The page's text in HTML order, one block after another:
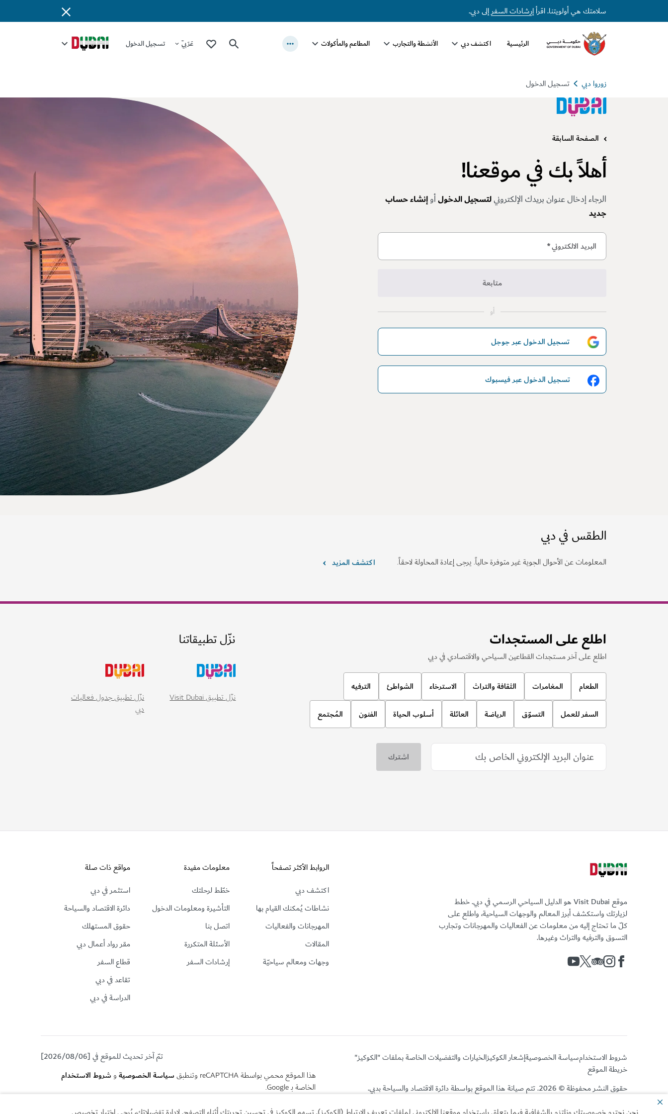
سلامتك هي أولويتنا. اقرأإرشادات السفرإلى دبي.
الرئيسية اكتشف دبي الأنشطة والتجارب المطاعم والمأكولات عَرَبِيّ تسجيل الدخول
زوروا دبي تسجيل الدخول
الصفحة السابقة
أهلاً بك في موقعنا!
الرجاء إدخال عنوان بريدك الإلكترونيلتسجيل الدخولأوإنشاء حساب
جديد
البريد الالكتروني*
متابعة
أو
تسجيل الدخول عبر جوجل
تسجيل الدخول عبر فيسبوك
الطقس في دبي
المعلومات عن الأحوال الجوية غير متوفرة حالياً. يرجى إعادة المحاولة لاحقاً. اكتشف المزيد
اطلع على المستجدات
اطلع على آخر مستجدات القطاعين السياحي والاقتصادي في دبي
الطعام المغامرات الثقافة والتراث الاسترخاء الشواطئ الترفيه
السفر للعمل التسوّق الرياضة العائلة أسلوب الحياة الفنون المُجتمع
نزّل تطبيقاتنا
نزّل تطبيق Visit Dubai
نزّل تطبيق جدول فعاليات
دبي
موقع Visit Dubai هو الدليل السياحي الرسمي في دبي. خطط
لزيارتك واستكشف أبرز المعالم والوجهات السياحية، واطلع على
كلّ ما تحتاج إليه من معلومات عن الفعاليات والمهرجانات وتجارب
التسوق والترفيه والتراث وغيرها.
الروابط الأكثر تصفحاً
اكتشف دبي
نشاطات يُمكنك القيام بها
المهرجانات والفعاليات
المقالات
وجهات ومعالم سياحيّة
معلومات مفيدة
خطّط لرحلتك
التأشيرة ومعلومات الدخول
اتصل بنا
الأسئلة المتكررة
إرشادات السفر
مواقع ذات صلة
استثمر في دبي
دائرة الاقتصاد والسياحة
حقوق المستهلك
مقر رواد أعمال دبي
قطاع السفر
تقاعد في دبي
الدراسة في دبي
شروط الاستخدامسياسة الخصوصيةإشعار الكوكيزالخيارات والتفضيلات الخاصة بملفات "الكوكيز"
خريطة الموقع
حقوق النشر محفوظة © 2026. تتم صيانة هذا الموقع بواسطة دائرة الاقتصاد والسياحة بدبي.
تمّ آخر تحديث للموقع في [2026/08/06]
هذا الموقع محمي بواسطة reCAPTCHA وتنطبق سياسة الخصوصية و شروط الاستخدام
الخاصة بـ Google.